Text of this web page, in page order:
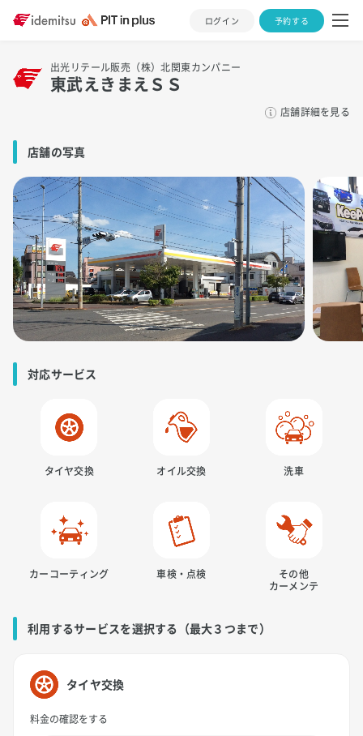
ログイン 予約する
出光リテール販売（株）北関東カンパニー
東武えきまえＳＳ
店舗詳細を見る
店舗の写真
対応サービス
タイヤ交換 オイル交換 洗車
カーコーティング 車検・点検
その他
カーメンテ
利用するサービスを選択する（最大３つまで）
タイヤ交換
料金の確認をする